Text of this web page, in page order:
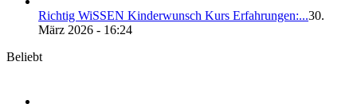
Rich­tig WiS­SEN Kin­der­wunsch Kurs Erfah­run­gen:...30.
März 2026 - 16:24
Beliebt